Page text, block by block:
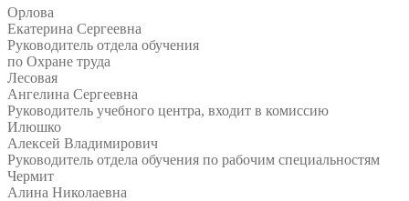
Орлова
Екатерина Сергеевна
Руководитель отдела обучения
по Охране труда
Лесовая
Ангелина Сергеевна
Руководитель учебного центра, входит в комиссию
Илюшко
Алексей Владимирович
Руководитель отдела обучения по рабочим специальностям
Чермит
Алина Николаевна